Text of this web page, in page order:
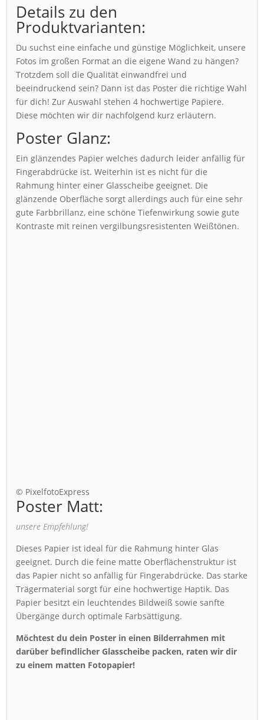
Details zu den
Produktvarianten:
Du suchst eine einfache und günstige Möglichkeit, unsere
Fotos im großen Format an die eigene Wand zu hängen?
Trotzdem soll die Qualität einwandfrei und
beeindruckend sein? Dann ist das Poster die richtige Wahl
für dich! Zur Auswahl stehen 4 hochwertige Papiere.
Diese möchten wir dir nachfolgend kurz erläutern.
Poster Glanz:
Ein glänzendes Papier welches dadurch leider anfällig für
Fingerabdrücke ist. Weiterhin ist es nicht für die
Rahmung hinter einer Glasscheibe geeignet. Die
glänzende Oberfläche sorgt allerdings auch für eine sehr
gute Farbbrillanz, eine schöne Tiefenwirkung sowie gute
Kontraste mit reinen vergilbungsresistenten Weißtönen.
© PixelfotoExpress
Poster Matt:
unsere Empfehlung!
Dieses Papier ist ideal für die Rahmung hinter Glas
geeignet. Durch die feine matte Oberflächenstruktur ist
das Papier nicht so anfällig für Fingerabdrücke. Das starke
Trägermaterial sorgt für eine hochwertige Haptik. Das
Papier besitzt ein leuchtendes Bildweiß sowie sanfte
Übergänge durch optimale Farbsättigung.
Möchtest du dein Poster in einen Bilderrahmen mit
darüber befindlicher Glasscheibe packen, raten wir dir
zu einem matten Fotopapier!